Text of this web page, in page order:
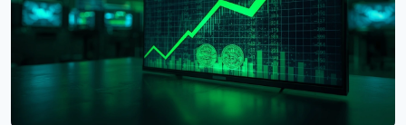
5 серпня 2026 р.4 хв читання